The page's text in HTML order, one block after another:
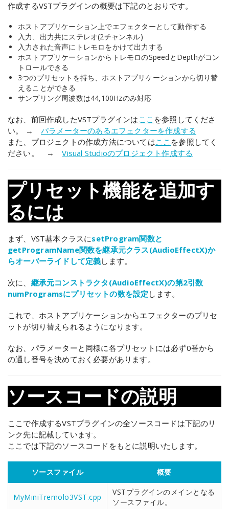
作成するVSTプラグインの概要は下記のとおりです。
ホストアプリケーション上でエフェクターとして動作する
入力、出力共にステレオ(2チャンネル)
入力された音声にトレモロをかけて出力する
ホストアプリケーションからトレモロのSpeedとDepthがコン
トロールできる
3つのプリセットを持ち、ホストアプリケーションから切り替
えることができる
サンプリング周波数は44,100Hzのみ対応
なお、前回作成したVSTプラグインは ここ を参照してくださ
い。 → パラメーターのあるエフェクターを作成する
また、プロジェクトの作成方法についてはここ を参照してく
ださい。 →Visual Studioのプロジェクト作成する
プリセット機能を追加す
るには
まず、VST基本クラスにsetProgram関数と
getProgramName関数を継承元クラス(AudioEffectX)か
らオーバーライドして定義します。
次に、 継承元コンストラクタ(AudioEffectX)の第2引数
numProgramsにプリセットの数を設定 します。
これで、ホストアプリケーションからエフェクターのプリセ
ットが切り替えられるようになります。
なお、パラメーターと同様に各プリセットには必ず0番から
の通し番号を決めておく必要があります。
ソースコードの説明
ここで作成するVSTプラグインの全ソースコードは下記のリ
ンク先に記載しています。
ここでは下記のソースコードをもとに説明いたします。
ソースファイル 概要
MyMiniTremolo3VST.cpp
VSTプラグインのメインとなる
ソースファイル。